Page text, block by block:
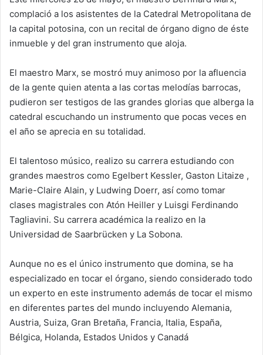
complació a los asistentes de la Catedral Metropolitana de
la capital potosina, con un recital de órgano digno de éste
inmueble y del gran instrumento que aloja.
El maestro Marx, se mostró muy animoso por la afluencia
de la gente quien atenta a las cortas melodías barrocas,
pudieron ser testigos de las grandes glorias que alberga la
catedral escuchando un instrumento que pocas veces en
el año se aprecia en su totalidad.
El talentoso músico, realizo su carrera estudiando con
grandes maestros como Egelbert Kessler, Gaston Litaize ,
Marie-Claire Alain, y Ludwing Doerr, así como tomar
clases magistrales con Atón Heiller y Luisgi Ferdinando
Tagliavini. Su carrera académica la realizo en la
Universidad de Saarbrücken y La Sobona.
Aunque no es el único instrumento que domina, se ha
especializado en tocar el órgano, siendo considerado todo
un experto en este instrumento además de tocar el mismo
en diferentes partes del mundo incluyendo Alemania,
Austria, Suiza, Gran Bretaña, Francia, Italia, España,
Bélgica, Holanda, Estados Unidos y Canadá